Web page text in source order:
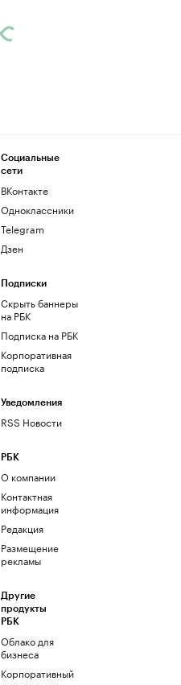
Социальные
сети
ВКонтакте
Одноклассники
Telegram
Дзен
Подписки
Скрыть баннеры
на РБК
Подписка на РБК
Корпоративная
подписка
Уведомления
RSS Новости
РБК
О компании
Контактная
информация
Редакция
Размещение
рекламы
Другие
продукты
РБК
Облако для
бизнеса
Корпоративный